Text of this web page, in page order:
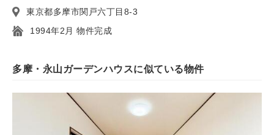
東京都多摩市関戸六丁目8-3
1994年2月 物件完成
多摩・永山ガーデンハウスに似ている物件